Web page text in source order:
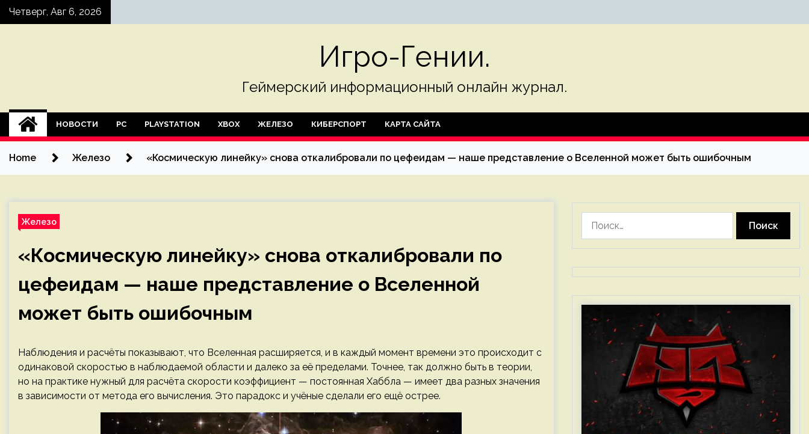
SkipЧетверг, Авг 6, 2026
Игро-Гении.
Геймерский информационный онлайн журнал.
НОВОСТИ PC PLAYSTATION XBOX ЖЕЛЕЗО КИБЕРСПОРТ КАРТА САЙТА
Home Железо «Космическую линейку» снова откалибровали по цефеидам — наше представление о Вселенной может быть ошибочным
Железо
«Космическую линейку» снова откалибровали по
цефеидам — наше представление о Вселенной
может быть ошибочным
Наблюдения и расчёты показывают, что Вселенная расширяется, и в каждый момент времени это происходит с
одинаковой скоростью в наблюдаемой области и далеко за её пределами. Точнее, так должно быть в теории,
но на практике нужный для расчёта скорости коэффициент — постоянная Хаббла — имеет два разных значения
в зависимости от метода его вычисления. Это парадокс и учёные сделали его ещё острее.